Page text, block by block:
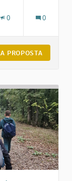
0 0
PROPOSTA